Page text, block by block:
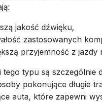
jakość dźwięku,
zastosowanych
przyjemność z jazdy
tego typu są szczególnie
pokonujące długie
auta, które zapewni